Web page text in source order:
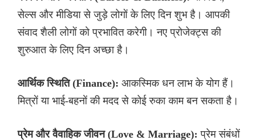
सेल्स और मीडिया से जुड़े लोगों के लिए दिन शुभ है। आपकी
संवाद शैली लोगों को प्रभावित करेगी। नए प्रोजेक्ट्स की
शुरुआत के लिए दिन अच्छा है।
आर्थिक स्थिति (Finance): आकस्मिक धन लाभ के योग हैं।
मित्रों या भाई-बहनों की मदद से कोई रुका काम बन सकता है।
प्रेम और वैवाहिक जीवन (Love & Marriage): प्रेम संबंधों